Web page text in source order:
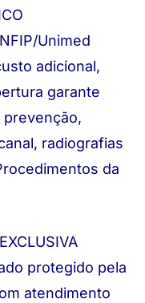
Unimed
adicional,
garante
radiografias
da
protegido pela
atendimento